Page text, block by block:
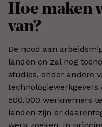
Hoe maken
van?
De nood aan
landen en zal nog
studies, onder andere
technologiewerkgevers
500.000 werknemers
landen zijn er